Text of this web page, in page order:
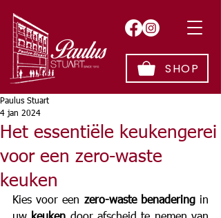
SHOP
Het essentiële keukengerei
voor een zero-waste
keuken
Paulus Stuart
4 jan 2024
Kies voor een zero-waste benadering in